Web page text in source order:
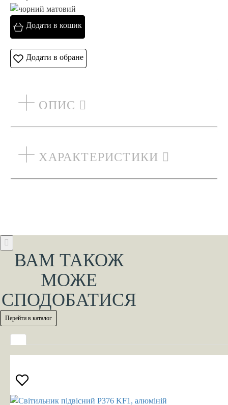
Додати в кошик
Додати в обране
ОПИС
ХАРАКТЕРИСТИКИ
ВАМ ТАКОЖ
МОЖЕ
СПОДОБАТИСЯ
Перейти в каталог